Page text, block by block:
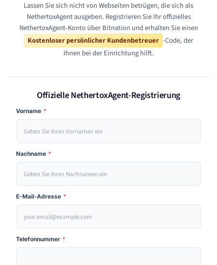
Lassen Sie sich nicht von Webseiten betrügen, die sich als
NethertoxAgent ausgeben. Registrieren Sie Ihr offizielles
NethertoxAgent-Konto über Bitnation und erhalten Sie einen
Kostenloser persönlicher Kundenbetreuer -Code, der
Ihnen bei der Einrichtung hilft.
Offizielle NethertoxAgent-Registrierung
Vorname *
Nachname *
E-Mail-Adresse *
Telefonnummer *